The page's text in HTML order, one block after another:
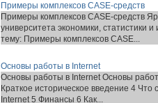
Примеры комплексов CASE-средств
Примеры комплексов CASE-средств
университета экономики, статистики
тему: Примеры комплексов CASE...
Основы работы в Internet
Основы работы в Internet Основы
Краткое историческое введение 4
Internet 5 Финансы 6 Как...